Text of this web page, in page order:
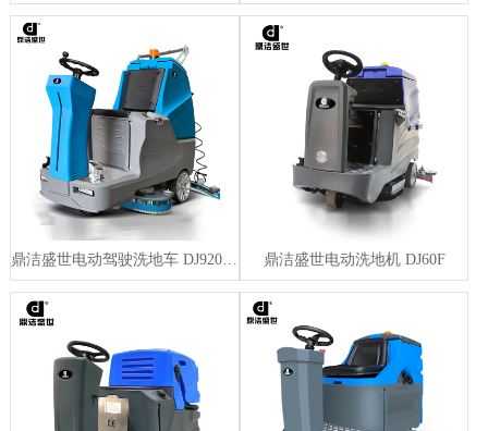
鼎洁盛世电动驾驶洗地车 DJ920HP 鼎洁盛世电动洗地机 DJ60F